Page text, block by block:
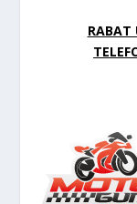
RABAT